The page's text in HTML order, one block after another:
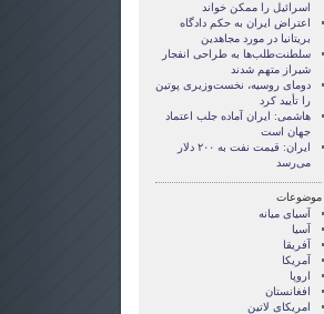
اسرائیل را ممکن خواند
اعتراض ایران به حکم دادگاه
بریتانیا در مورد مجاهدین
سلطنت‌طلب‌ها به طراحی انفجار
شیراز متهم شدند
دومای روسیه، نخست‌وزیری پوتین
را تأیید کرد
هاشمی: ایران آماده جلب اعتماد
جهان است
ایران: قیمت نفت به ۲۰۰ دلار
می‌رسد
موضوعات
آسيای ميانه
آسیا
آفریقا
آمریکا
اروپا
افغانستان
امریکای لاتین